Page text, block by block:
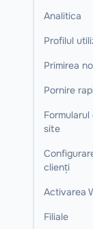
Analitica
Profilul
Primirea
Pornire
site
clienți
Activarea
Filiale